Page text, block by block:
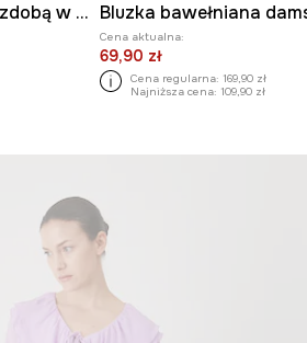
Bluzka damska z ozdobą w kształcie kwiatu
Cena aktualna:
69,90 zł
Cena regularna: 169,90 zł
Najniższa cena: 109,90 zł